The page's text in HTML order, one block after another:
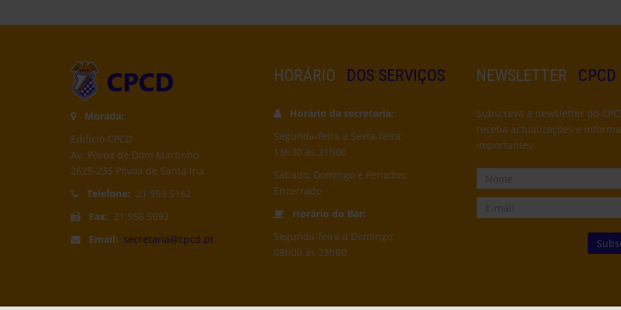
Morada:
Edifício CPCD
Av. Póvoa de Dom Martinho
2625-235 Póvoa de Santa Iria
Telefone: 21 959 5162
Fax: 21 956 5692
Email: secretaria@cpcd.pt
HORÁRIO DOS SERVIÇOS
Horário da secretaria:
Segunda-feira a Sexta-feira:
13h30 às 21h00
Sábado, Domingo e Feriados:
Encerrado
Horário do Bar:
Segunda-feira a Domingo:
08h00 às 23h00
NEWSLETTER CPCD
Subscreva a newsletter do
receba actualizações e
importantes